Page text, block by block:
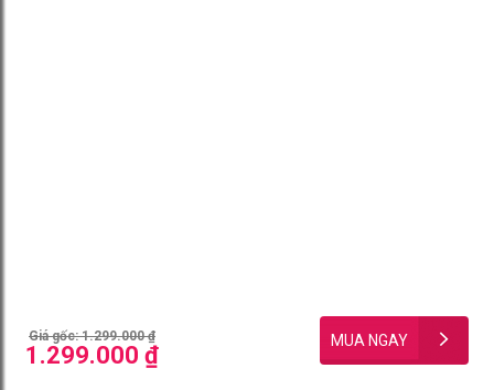
Giá gốc: 1.299.000 ₫
1.299.000 ₫